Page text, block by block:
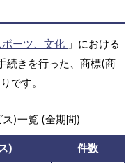
ーツ、文化 」における
続きを行った、商標(商
です。
)一覧 (全期間)
)
件数